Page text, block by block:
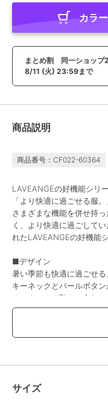
カラ
まとめ割 同一ショップ
8/11 (火) 23:59まで
商品説明
商品番号：CF022-60364
LAVEANGEの好機能シリ
「より快適に過ごせる服。
さまざまな機能を併せ持
く、より快適に過ごして
れたLAVEANGEの好機能シ
■デザイン
暑い季節も快適に過ごせる
キーネックとパールボタ
ろのタックが動きに合わ
【接触冷感・吸水速乾】機
ツイストスリット美脚パ
すれば、トレンド感のあ
サイズ